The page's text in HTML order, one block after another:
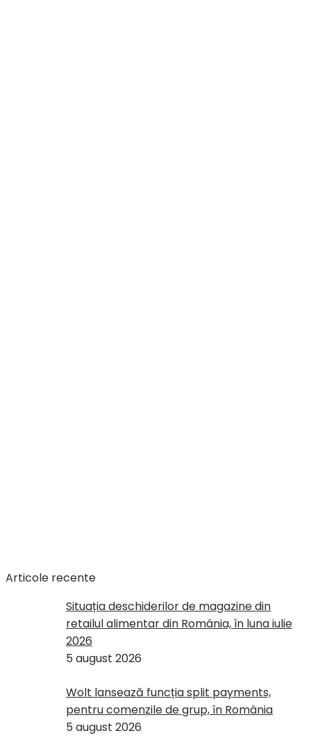
Articole recente
Situația deschiderilor de magazine din
retailul alimentar din România, în luna iulie
2026
5 august 2026
Wolt lansează funcția split payments,
pentru comenzile de grup, în România
5 august 2026